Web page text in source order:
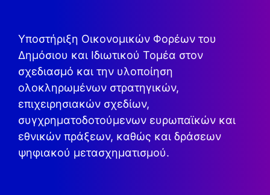
Υποστήριξη Οικονομικών Φορέων του
Δημόσιου και Ιδιωτικού Τομέα στον
σχεδιασμό και την υλοποίηση
ολοκληρωμένων στρατηγικών,
επιχειρησιακών σχεδίων,
συγχρηματοδοτούμενων ευρωπαϊκών και
εθνικών πράξεων, καθώς και δράσεων
ψηφιακού μετασχηματισμού.